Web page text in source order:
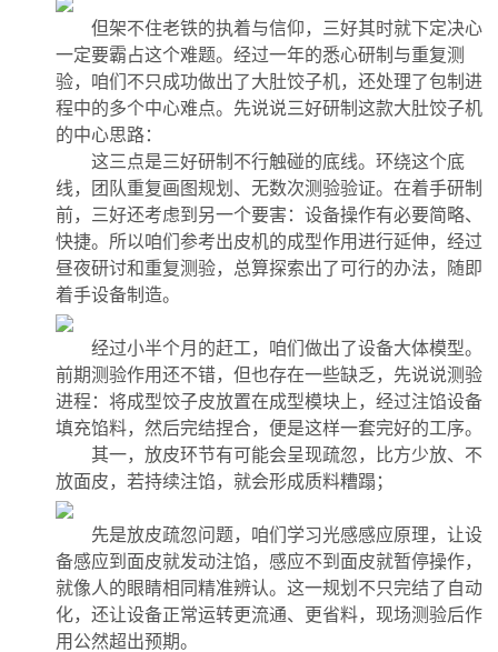
但架不住老铁的执着与信仰，三好其时就下定决心
一定要霸占这个难题。经过一年的悉心研制与重复测
验，咱们不只成功做出了大肚饺子机，还处理了包制进
程中的多个中心难点。先说说三好研制这款大肚饺子机
的中心思路：
这三点是三好研制不行触碰的底线。环绕这个底
线，团队重复画图规划、无数次测验验证。在着手研制
前，三好还考虑到另一个要害：设备操作有必要简略、
快捷。所以咱们参考出皮机的成型作用进行延伸，经过
昼夜研讨和重复测验，总算探索出了可行的办法，随即
着手设备制造。
经过小半个月的赶工，咱们做出了设备大体模型。
前期测验作用还不错，但也存在一些缺乏，先说说测验
进程：将成型饺子皮放置在成型模块上，经过注馅设备
填充馅料，然后完结捏合，便是这样一套完好的工序。
其一，放皮环节有可能会呈现疏忽，比方少放、不
放面皮，若持续注馅，就会形成质料糟蹋；
先是放皮疏忽问题，咱们学习光感感应原理，让设
备感应到面皮就发动注馅，感应不到面皮就暂停操作，
就像人的眼睛相同精准辨认。这一规划不只完结了自动
化，还让设备正常运转更流通、更省料，现场测验后作
用公然超出预期。